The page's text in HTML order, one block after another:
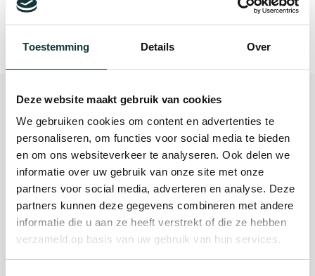
Toestemming Details Over
Deze website maakt gebruik van cookies
We gebruiken cookies om content en advertenties te
personaliseren, om functies voor social media te bieden
en om ons websiteverkeer te analyseren. Ook delen we
informatie over uw gebruik van onze site met onze
partners voor social media, adverteren en analyse. Deze
partners kunnen deze gegevens combineren met andere
informatie die u aan ze heeft verstrekt of die ze hebben
verzameld op basis van uw gebruik van hun services.
Bekijk alle blogberichten
Plan je bezoek
Evenement
organiseren
Steun ons